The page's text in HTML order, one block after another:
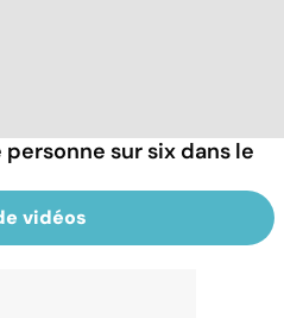
sur six dans le
vidéos